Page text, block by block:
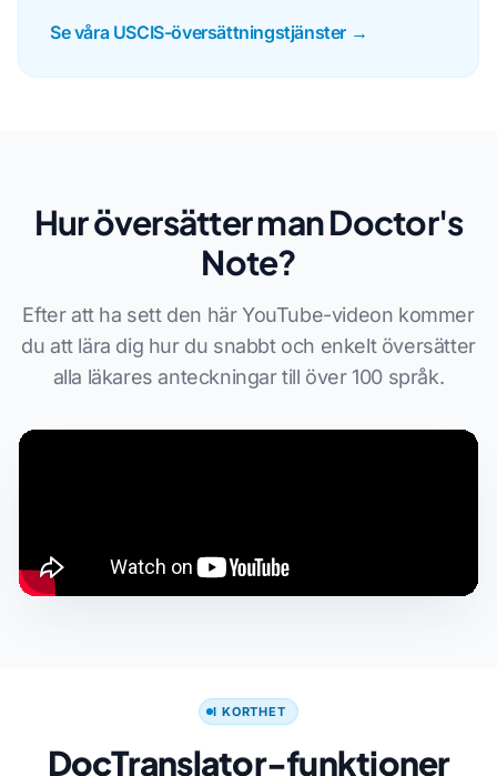
Se våra USCIS-översättningstjänster →
Hur översätter man Doctor's
Note?
Efter att ha sett den här YouTube-videon kommer
du att lära dig hur du snabbt och enkelt översätter
alla läkares anteckningar till över 100 språk.
I KORTHET
DocTranslator-funktioner